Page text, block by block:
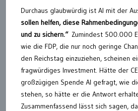
Durchaus glaubwürdig ist AI mit der
sollen helfen, diese
und zu sichern.“ Zumindest 500.000
wie die FDP, die nur noch geringe
den Reichstag einzuziehen, scheinen
fragwürdiges Investment. Hätte der
großzügigen Spende AI gefragt, wie
stehen, so hätte er die Antwort
Zusammenfassend lässt sich sagen,